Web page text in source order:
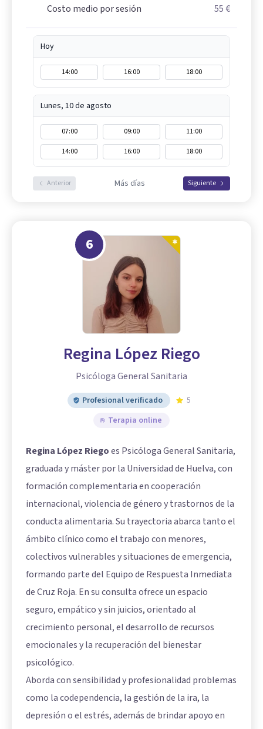
Costo medio por sesión
55 €
Hoy
14:00 16:00 18:00
Lunes, 10 de agosto
07:00 09:00
11:00
14:00
16:00 18:00
Anterior Más días Siguiente
6
Regina López Riego
Psicóloga General Sanitaria
Profesional verificado
5
Terapia online
Regina López Riegoes Psicóloga General Sanitaria,
graduada y máster por la Universidad de Huelva, con
formación complementaria en cooperación
internacional, violencia de género y trastornos de la
conducta alimentaria. Su trayectoria abarca tanto el
ámbito clínico como el trabajo con menores,
colectivos vulnerables y situaciones de emergencia,
formando parte del Equipo de Respuesta Inmediata
de Cruz Roja. En su consulta ofrece un espacio
seguro, empático y sin juicios, orientado al
crecimiento personal, el desarrollo de recursos
emocionales y la recuperación del bienestar
psicológico.
Aborda con sensibilidad y profesionalidad problemas
como la codependencia, la gestión de la ira, la
depresión o el estrés, además de brindar apoyo en